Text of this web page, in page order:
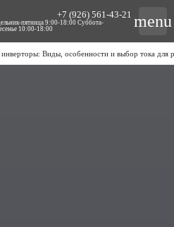
Виды, особенности и выбор тока для
+7 (926) 561-43-21
пятница 9:00-18:00 Суббота-
10:00-18:00
menu